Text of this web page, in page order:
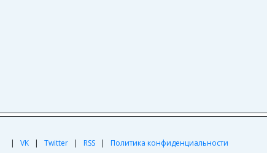
| VK | Twitter | RSS | Политика конфиденциальности